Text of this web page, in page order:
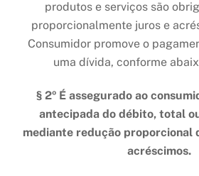
produtos e serviços são
proporcionalmente juros e
Consumidor promove o
uma dívida, conforme
§ 2º É assegurado ao
antecipada do débito, total
mediante redução proporcional
acréscimos.